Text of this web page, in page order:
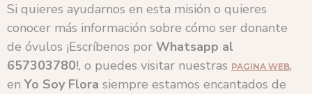
Si quieres ayudarnos en esta misión o quieres
conocer más información sobre cómo ser donante
de óvulos ¡Escríbenos por Whatsapp al
657303780!, o puedes visitar nuestras PAGINA WEB,
enYo Soy Flora siempre estamos encantados de